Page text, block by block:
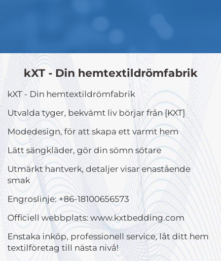
kXT - Din hemtextildrömfabrik
kXT - Din hemtextildrömfabrik
Utvalda tyger, bekvämt liv börjar från [KXT]
Modedesign, för att skapa ett varmt hem
Lätt sängkläder, gör din sömn sötare
Utmärkt hantverk, detaljer visar enastående
smak
Engroslinje: +86-18100656573
Officiell webbplats: www.kxtbedding.com
Enstaka inköp, professionell service, låt ditt hem
textilföretag till nästa nivå!